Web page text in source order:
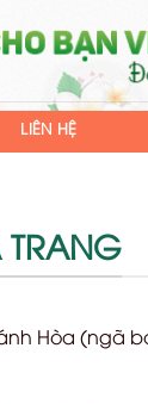
LIÊN HỆ
TRANG
Hòa (ngã